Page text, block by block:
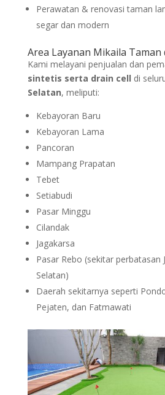
Perawatan & renovasi taman
segar dan modern
Area Layanan Mikaila Taman
Kami melayani penjualan dan
sintetis serta drain cell di
Selatan, meliputi:
Kebayoran Baru
Kebayoran Lama
Pancoran
Mampang Prapatan
Tebet
Setiabudi
Pasar Minggu
Cilandak
Jagakarsa
Pasar Rebo (sekitar perbatasan
Selatan)
Daerah sekitarnya seperti
Pejaten, dan Fatmawati